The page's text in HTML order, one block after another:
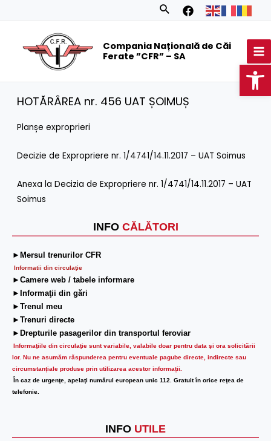
Search
Compania Națională de Căi
Ferate ”CFR” – SA
INFO CĂLĂTORI
►Mersul trenurilor CFR
Informatii din circulaţie
►Camere web / tabele informare
►Informaţii din gări
►Trenul meu
►Trenuri directe
►Drepturile pasagerilor din transportul feroviar
Informaţiile din circulaţie sunt variabile, valabile doar pentru data şi ora solicitării
lor. Nu ne asumăm răspunderea pentru eventuale pagube directe, indirecte sau
circumstanțiale produse prin utilizarea acestor informații.
În caz de urgenţe, apelaţi numărul european unic 112. Gratuit în orice reţea de
telefonie.
INFO UTILE
HOTĂRÂREA nr. 456 UAT ȘOIMUȘ
Planșe exproprieri
Decizie de Expropriere nr. 1/4741/14.11.2017 – UAT Soimus
Anexa la Decizia de Expropriere nr. 1/4741/14.11.2017 – UAT
Soimus